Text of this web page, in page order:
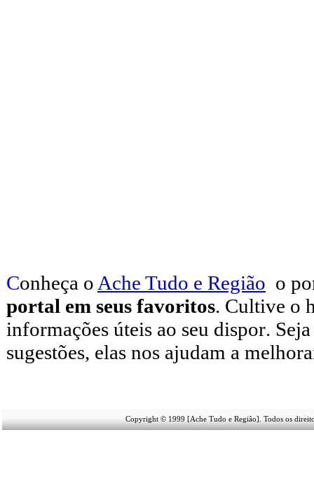
Conheça o Ache Tudo e Região o
portal em seus favoritos. Cultive o
informações úteis ao seu dispor.
sugestões, elas nos ajudam a
Copyright © 1999 [Ache Tudo e Região]. Todos os